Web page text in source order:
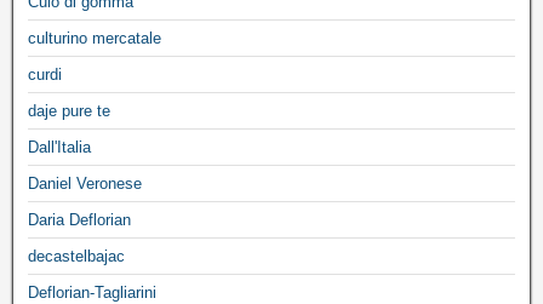
culturino mercatale
curdi
daje pure te
Dall'Italia
Daniel Veronese
Daria Deflorian
decastelbajac
Deflorian-Tagliarini